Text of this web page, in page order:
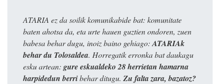
ATARIA ez da soilik komunikabide bat: komunitate
baten ahotsa da, eta urte hauen guztien ondoren, zuen
babesa behar dugu, inoiz baino gehiago: ATARIAk
behar du Tolosaldea. Horregatik erronka bat daukagu
esku artean: gure eskualdeko 28 herrietan hamarna
harpidedun berribehar ditugu. Zu falta zara, bazatoz?